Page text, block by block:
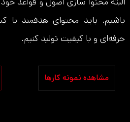
باشیم. باید محتوای هدفمند با
حرفه‌ای و با کیفیت تولید کنیم.
مشاهده نمونه کارها